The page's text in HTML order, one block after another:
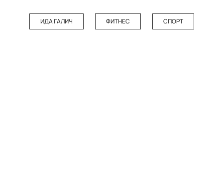
ИДА ГАЛИЧ ФИТНЕС СПОРТ